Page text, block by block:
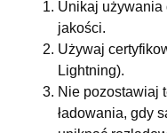
Unikaj używania
jakości.
Używaj
Lightning).
Nie pozostawiaj
ładowania, gdy